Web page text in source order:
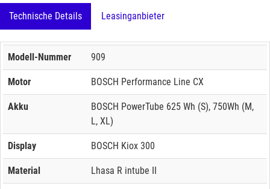
Technische Details Leasinganbieter
Modell-Nummer 909
Motor BOSCH Performance Line CX
Akku
BOSCH PowerTube 625 Wh (S), 750Wh (M,
L, XL)
Display BOSCH Kiox 300
Material Lhasa R intube II